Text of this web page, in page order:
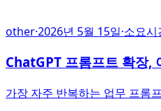
other·2026년 5월 15일·소요시
ChatGPT 프롬프트 확장,
가장 자주 반복하는 업무 프롬